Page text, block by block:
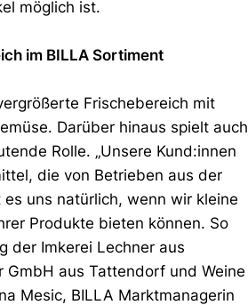
möglich ist.
im BILLA Sortiment
Frischebereich mit
Darüber hinaus spielt auch
Rolle. „Unsere Kund:innen
die von Betrieben aus der
uns natürlich, wenn wir kleine
Produkte bieten können. So
der Imkerei Lechner aus
aus Tattendorf und Weine
Mesic, BILLA Marktmanagerin